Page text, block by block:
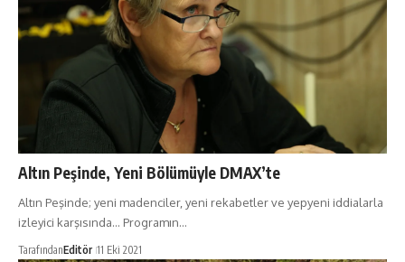
Altın Peşinde, Yeni Bölümüyle DMAX’te
Altın Peşinde; yeni madenciler, yeni rekabetler ve yepyeni iddialarla
izleyici karşısında... Programın…
TarafındanEditör 11 Eki 2021